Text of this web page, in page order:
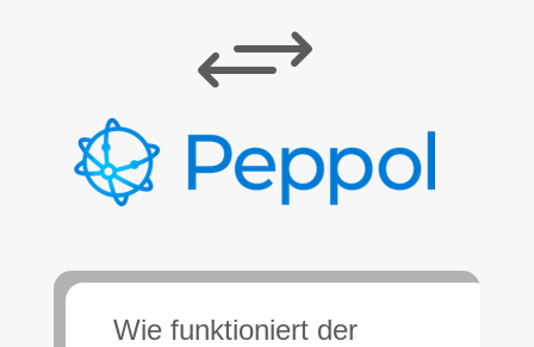
+
Wie funktioniert der